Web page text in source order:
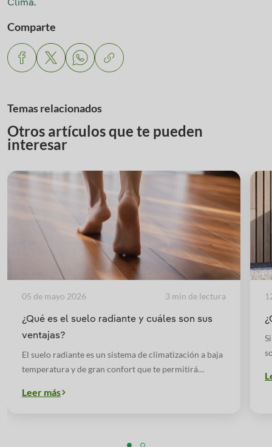
Clima
Comparte
Temas relacionados
Otros artículos que te pueden
interesar
¿Qué es el suelo radiante y cuáles son sus
ventajas?
El suelo radiante es un sistema de climatización a baja
temperatura y de gran confort que te permitirá
respetuoso con el medio ambiente.
05 de mayo 2026 3 min de lectura
Leer más